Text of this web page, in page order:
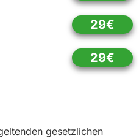
29€
29€
gesetzlichen